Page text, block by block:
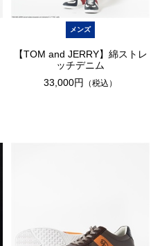
メンズ
【TOM and JERRY】綿ストレ
ッチデニム
33,000円
（税込）